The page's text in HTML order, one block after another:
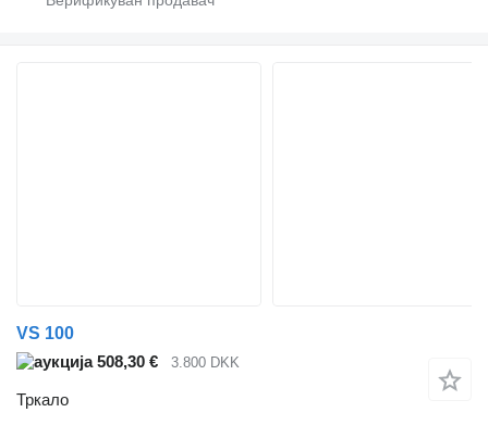
VS 100
508,30 €
3.800 DKK
Тркало